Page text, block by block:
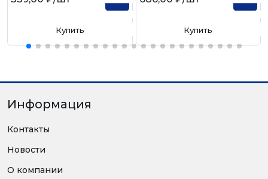
Купить Купить
Информация
Контакты
Новости
О компании